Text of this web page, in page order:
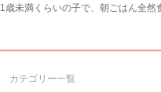
1歳未満くらいの子で、朝ごはん全
カテゴリー一覧